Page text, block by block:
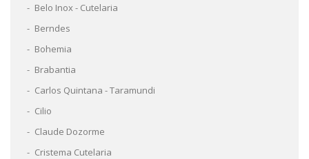
Belo Inox - Cutelaria
Berndes
Bohemia
Brabantia
Carlos Quintana - Taramundi
Cilio
Claude Dozorme
Cristema Cutelaria